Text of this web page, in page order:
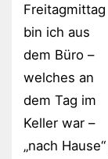
Freitagmittag
bin ich aus
dem Büro –
welches an
dem Tag im
Keller war –
„nach